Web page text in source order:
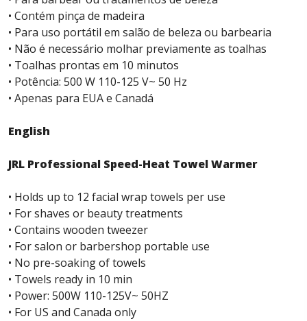
• Contém pinça de madeira
• Para uso portátil em salão de beleza ou barbearia
• Não é necessário molhar previamente as toalhas
• Toalhas prontas em 10 minutos
• Potência: 500 W 110-125 V~ 50 Hz
• Apenas para EUA e Canadá
English
JRL Professional Speed-Heat Towel Warmer
• Holds up to 12 facial wrap towels per use
• For shaves or beauty treatments
• Contains wooden tweezer
• For salon or barbershop portable use
• No pre-soaking of towels
• Towels ready in 10 min
• Power: 500W 110-125V~ 50HZ
• For US and Canada only